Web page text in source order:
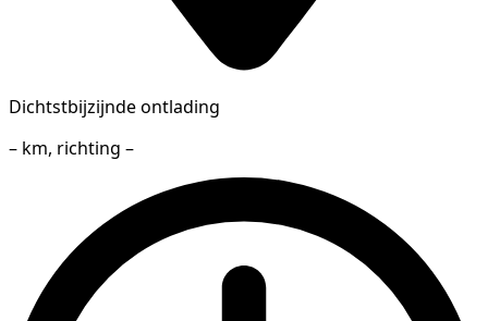
Dichtstbijzijnde ontlading
– km, richting –